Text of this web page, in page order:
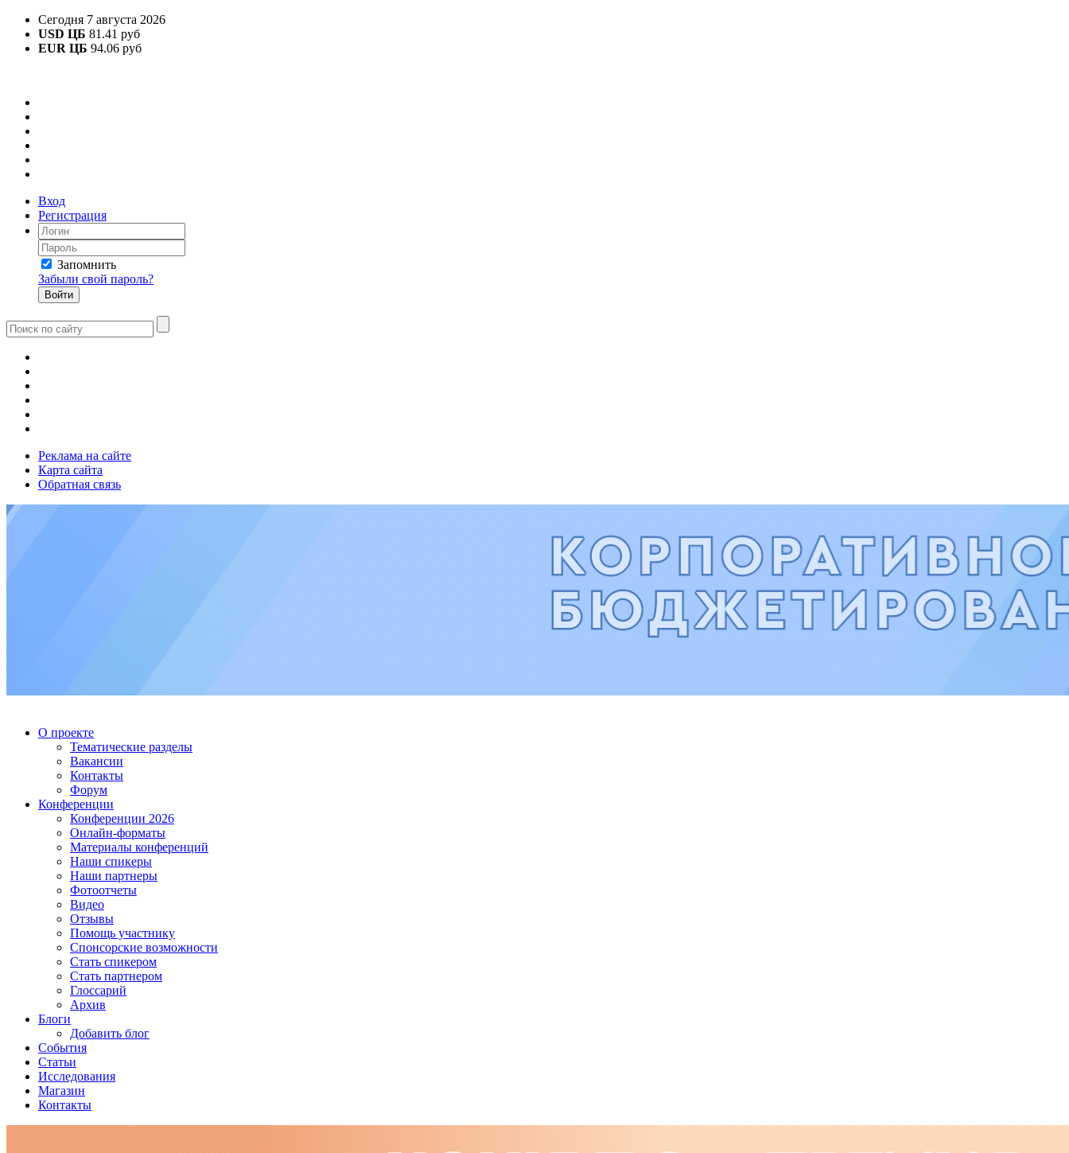
Сегодня 7 августа 2026
USD ЦБ 81.41 руб
EUR ЦБ 94.06 руб
Вход
Регистрация
Запомнить
Забыли свой пароль?
Реклама на сайте
Карта сайта
Обратная связь
О проекте
Тематические разделы
Вакансии
Контакты
Форум
Конференции
Конференции 2026
Онлайн-форматы
Материалы конференций
Наши спикеры
Наши партнеры
Фотоотчеты
Видео
Отзывы
Помощь участнику
Спонсорские возможности
Стать спикером
Стать партнером
Глоссарий
Архив
Блоги
Добавить блог
События
Статьи
Исследования
Магазин
Контакты